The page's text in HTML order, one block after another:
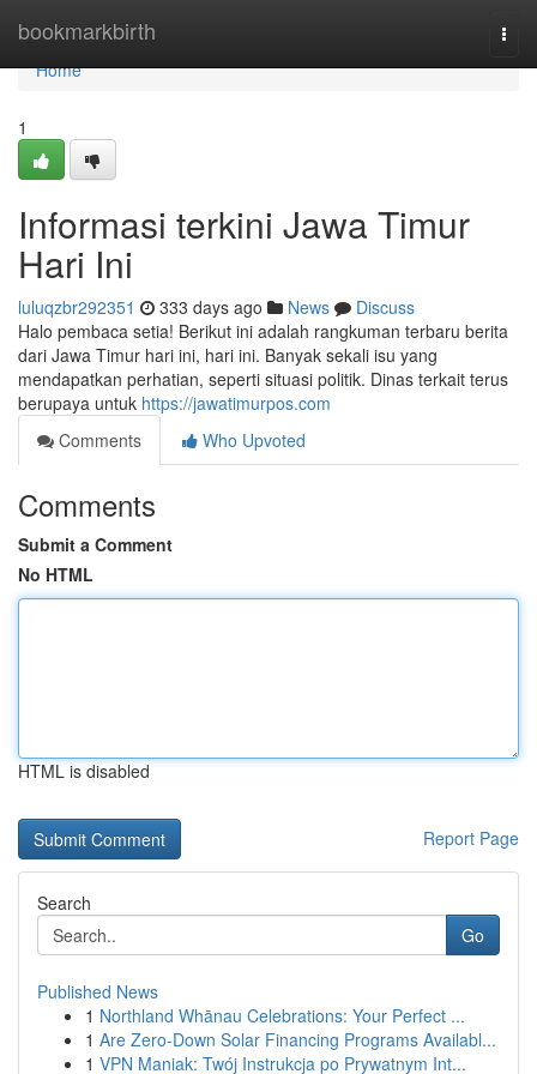
bookmarkbirth
Home
Home
1
Informasi terkini Jawa Timur
Hari Ini
luluqzbr292351 333 days ago News
Discuss
Halo pembaca setia! Berikut ini adalah rangkuman terbaru berita
dari Jawa Timur hari ini, hari ini. Banyak sekali isu yang
mendapatkan perhatian, seperti situasi politik. Dinas terkait terus
berupaya untuk https://jawatimurpos.com
Comments
Who Upvoted
Comments
Submit a Comment
No HTML
HTML is disabled
Report Page
Search
Go
Published News
1 Northland Whānau Celebrations: Your Perfect ...
1 Are Zero-Down Solar Financing Programs Availabl...
1 VPN Maniak: Twój Instrukcja po Prywatnym Int...